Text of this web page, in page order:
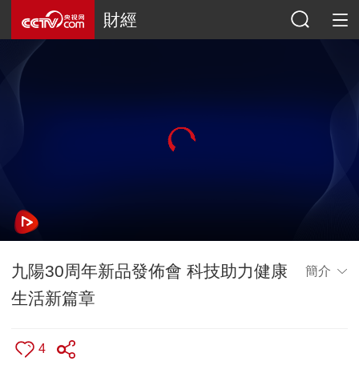
財經
九陽30周年新品發佈會 科技助力健康
生活新篇章
簡介
4